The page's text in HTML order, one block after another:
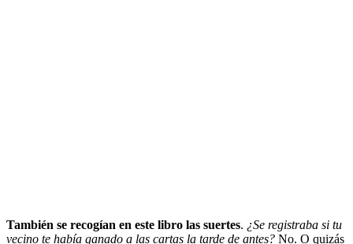
También se recogían en este libro las suertes. ¿Se registraba si tu
vecino te había ganado a las cartas la tarde de antes? No. O quizás